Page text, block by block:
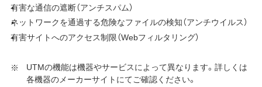
有害な通信の遮断（アンチスパム）
ネットワークを通過する危険なファイルの検知（アンチウイルス）
有害サイトへのアクセス制限（Webフィルタリング）
UTMの機能は機器やサービスによって異なります。詳しくは
各機器のメーカーサイトにてご確認ください。